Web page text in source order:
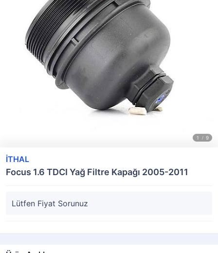
İTHAL
Focus 1.6 TDCI Yağ Filtre Kapağı 2005-2011
Lütfen Fiyat Sorunuz